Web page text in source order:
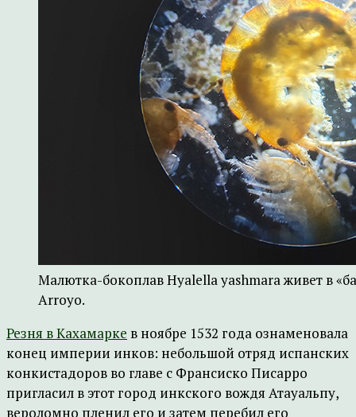
Малютка-бокоплав Hyalella yashmara живет в
Arroyo.
Резня в Кахамарке в ноябре 1532 года ознаменовала
конец империи инков: небольшой отряд испанских
конкистадоров во главе с Франсиско Писарро
пригласил в этот город инкского вождя Атауальпу,
вероломно пленил его и затем перебил его